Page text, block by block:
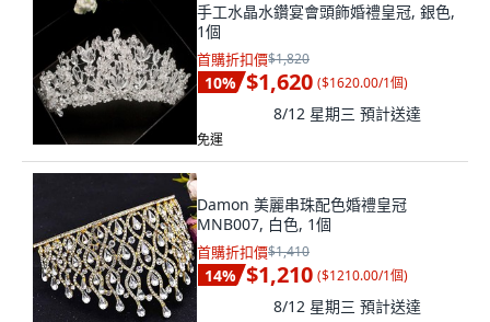
手工水晶水鑽宴會頭飾婚禮皇冠, 銀色,
1個
首購折扣價$1,820
10% $1,620 ($1620.00/1個)
8/12 星期三 預計送達
免運
Damon 美麗串珠配色婚禮皇冠
MNB007, 白色, 1個
首購折扣價$1,410
14% $1,210 ($1210.00/1個)
8/12 星期三 預計送達